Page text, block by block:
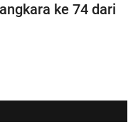
ke 74 dari